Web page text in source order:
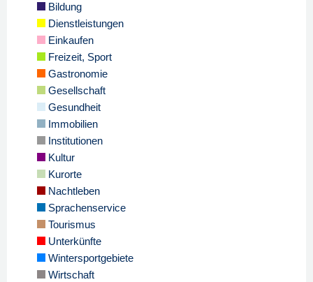
Bildung
Dienstleistungen
Einkaufen
Freizeit, Sport
Gastronomie
Gesellschaft
Gesundheit
Immobilien
Institutionen
Kultur
Kurorte
Nachtleben
Sprachenservice
Tourismus
Unterkünfte
Wintersportgebiete
Wirtschaft